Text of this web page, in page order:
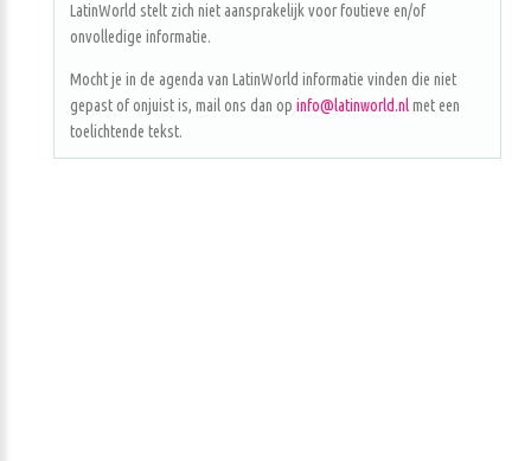
LatinWorld stelt zich niet aansprakelijk voor foutieve en/of
onvolledige informatie.
Mocht je in de agenda van LatinWorld informatie vinden die niet
gepast of onjuist is, mail ons dan op info@latinworld.nlmet een
toelichtende tekst.